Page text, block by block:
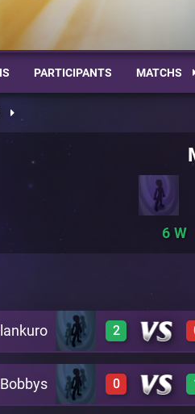
PARTICIPANTS MATCHS
6
2
1 A20
Bobbys 0